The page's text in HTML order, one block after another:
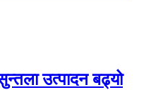
उत्पादन बढ्यो